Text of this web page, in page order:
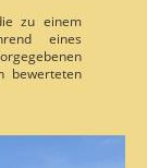
zu einem
eines
bewerteten